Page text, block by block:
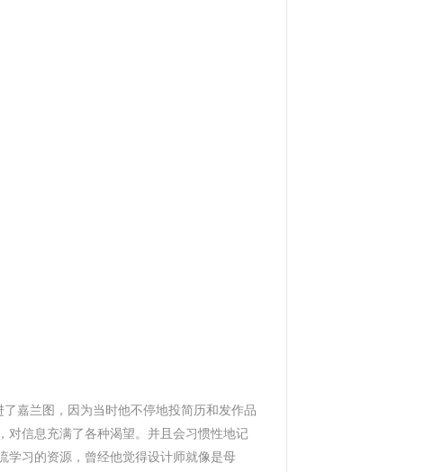
嘉兰图，因为当时他不停地投简历和发作品
对信息充满了各种渴望。并且会习惯性地记
学习的资源，曾经他觉得设计师就像是母